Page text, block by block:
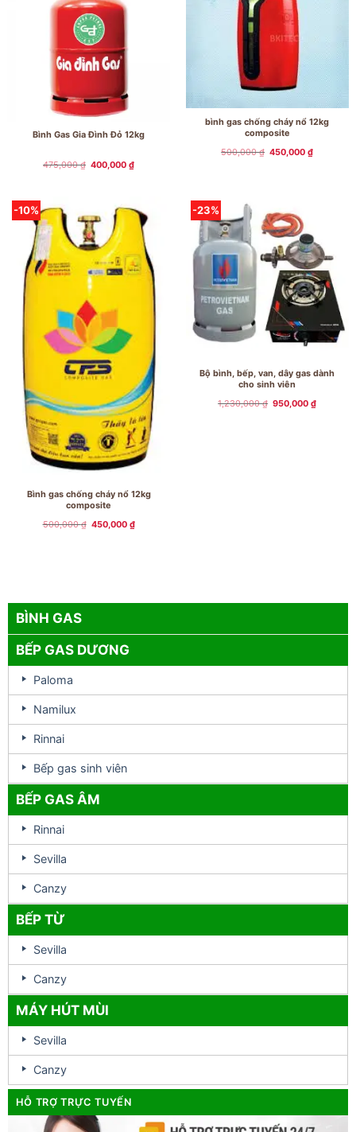
BÌNH GAS
BẾP GAS DƯƠNG
Paloma
Namilux
Rinnai
Bếp gas sinh viên
BẾP GAS ÂM
Rinnai
Sevilla
Canzy
BẾP TỪ
Sevilla
Canzy
MÁY HÚT MÙI
Sevilla
Canzy
HỖ TRỢ TRỰC TUYẾN
Bình Gas Gia Đình Đỏ 12kg
475,000₫ Giá
gốc
400,000₫Giá
bình gas chống cháy nổ 12kg
composite
500,000₫ Giá
gốc
450,000₫Giá
hiện
-10%
Bình gas chống cháy nổ 12kg
composite
500,000₫ Giá
gốc
450,000 ₫Giá
hiện
-23%
Bộ bình, bếp, van, dây gas dành
cho sinh viên
1,230,000₫ Giá
gốc
950,000₫Giá